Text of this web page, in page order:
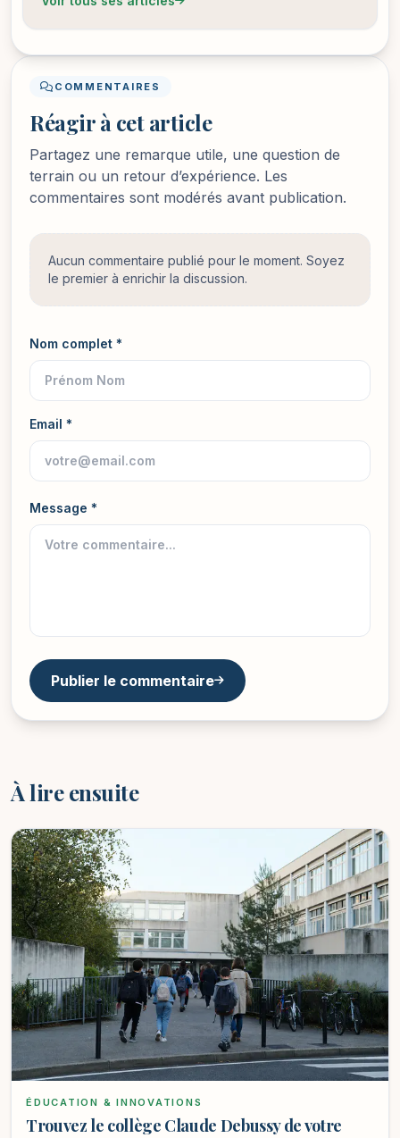
COMMENTAIRES
Réagir à cet article
Partagez une remarque utile, une question de
terrain ou un retour d’expérience. Les
commentaires sont modérés avant publication.
Aucun commentaire publié pour le moment. Soyez
le premier à enrichir la discussion.
Nom complet *
Email *
Message *
Publier le commentaire
À lire ensuite
ÉDUCATION & INNOVATIONS
Trouvez le collège Claude Debussy de votre